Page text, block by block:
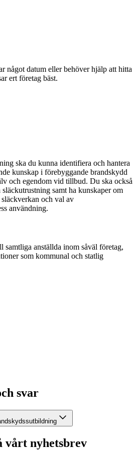
något datum eller behöver hjälp att hitta
ert företag bäst.
ska du kunna identifiera och hantera
kunskap i förebyggande brandskydd
och egendom vid tillbud. Du ska också
samt ha kunskaper om
och val av
användning.
anställda inom såväl företag,
som kommunal och statlig
svar
vårt nyhetsbrev